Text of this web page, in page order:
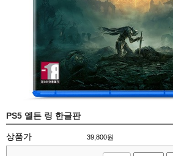
PS5 엘든 링 한글판
상품가 39,800원